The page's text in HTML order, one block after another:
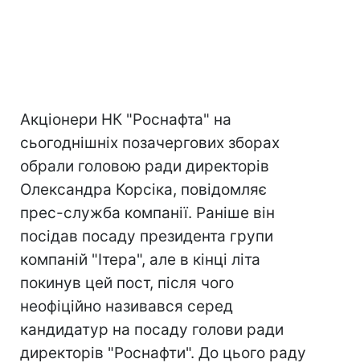
Акціонери НК "Роснафта" на
сьогоднішніх позачергових зборах
обрали головою ради директорів
Олександра Корсiка, повідомляє
прес-служба компанії. Раніше він
посідав посаду президента групи
компаній "Ітера", але в кінці літа
покинув цей пост, після чого
неофіційно називався серед
кандидатур на посаду голови ради
директорів "Роснафти". До цього раду